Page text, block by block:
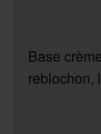
Base
reblochon,